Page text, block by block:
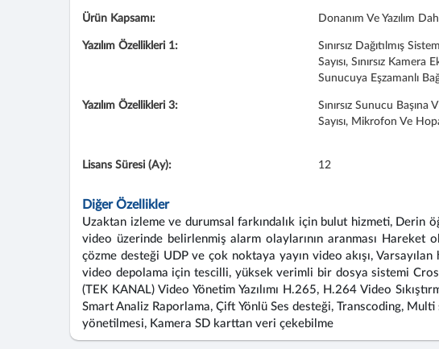
Ürün Kapsamı: Donanım Ve Yazılım
Yazılım Özellikleri 1:
Sınırsız Dağıtılmış
Sayısı, Sınırsız Kamera
Sunucuya Eşzamanlı
Yazılım Özellikleri 3:
Sınırsız Sunucu Başına
Sayısı, Mikrofon Ve
Lisans Süresi (Ay): 12
Diğer Özellikler
Uzaktan izleme ve durumsal farkındalık için bulut hizmeti, Derin
video üzerinde belirlenmiş alarm olaylarının aranması
çözme desteği UDP ve çok noktaya yayın video akışı,
video depolama için tescilli, yüksek verimli bir dosya sistemi
(TEK KANAL) Video Yönetim Yazılımı H.265, H.264 Video
Smart Analiz Raporlama, Çift Yönlü Ses desteği, Transcoding,
yönetilmesi, Kamera SD karttan veri çekebilme